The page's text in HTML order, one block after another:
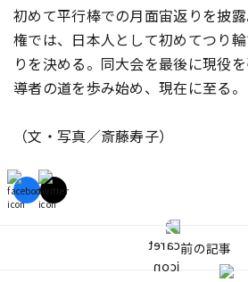
初めて平行棒での月面宙返りを披
権では、日本人として初めてつり
りを決める。同大会を最後に現役
導者の道を歩み始め、現在に至る。
（文・写真／斎藤寿子）
前の記事